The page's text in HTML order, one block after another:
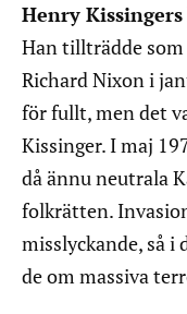
Henry Kissingers
Han tillträdde
Richard Nixon i
för fullt, men det
Kissinger. I maj
då ännu neutrala
folkrätten.
misslyckande, så i
de om massiva